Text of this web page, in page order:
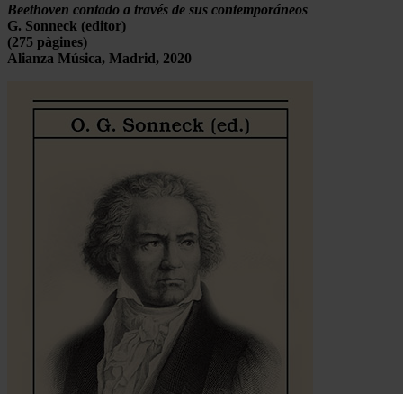
Beethoven contado a través de sus contemporáneos
G. Sonneck (editor)
(275 pàgines)
Alianza Música, Madrid, 2020